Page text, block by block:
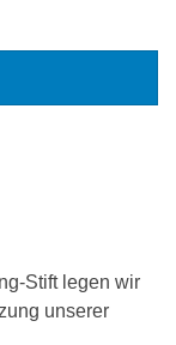
Stift legen wir
unserer